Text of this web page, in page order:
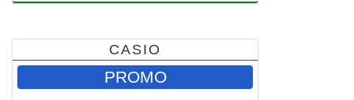
CASIO
PROMO